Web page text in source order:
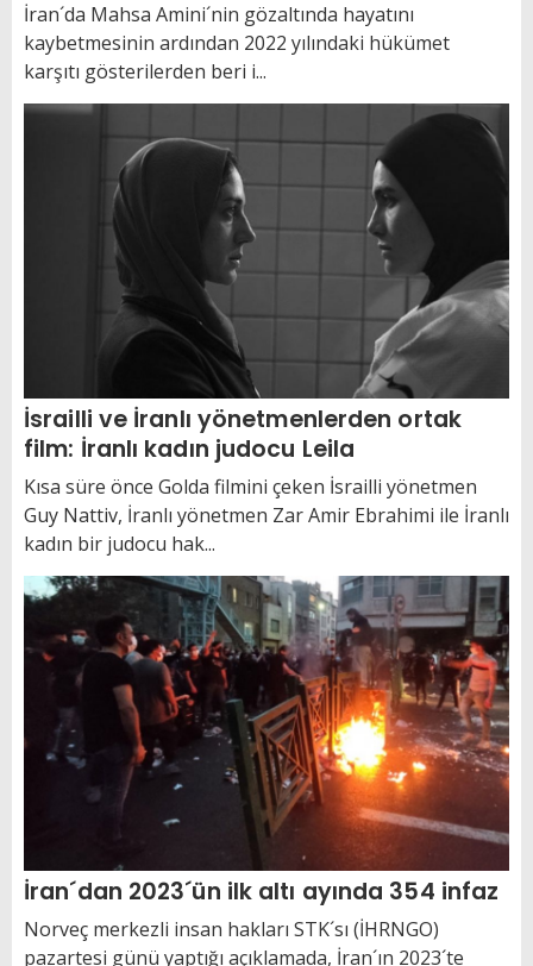
İran´da Mahsa Amini´nin gözaltında hayatını
kaybetmesinin ardından 2022 yılındaki hükümet
karşıtı gösterilerden beri i...
İsrailli ve İranlı yönetmenlerden ortak
film: İranlı kadın judocu Leila
Kısa süre önce Golda filmini çeken İsrailli yönetmen
Guy Nattiv, İranlı yönetmen Zar Amir Ebrahimi ile İranlı
kadın bir judocu hak...
İran´dan 2023´ün ilk altı ayında 354 infaz
Norveç merkezli insan hakları STK´sı (İHRNGO)
pazartesi günü yaptığı açıklamada, İran´ın 2023´te